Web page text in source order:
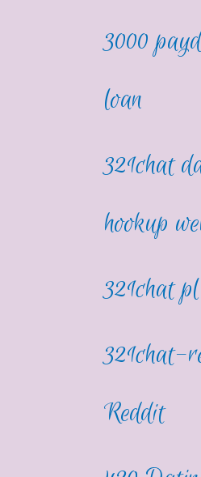
3000
loan
321chat
hookup
321chat
321chat-
Reddit